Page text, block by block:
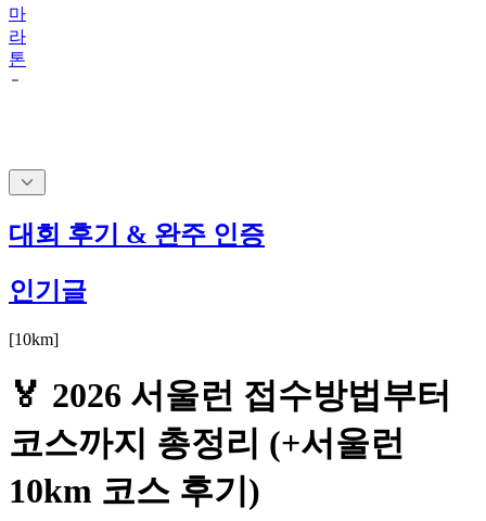
마
라
톤
대회 후기 & 완주 인증
인기글
[10km]
🏅 2026 서울런 접수방법부터
코스까지 총정리 (+서울런
10km 코스 후기)